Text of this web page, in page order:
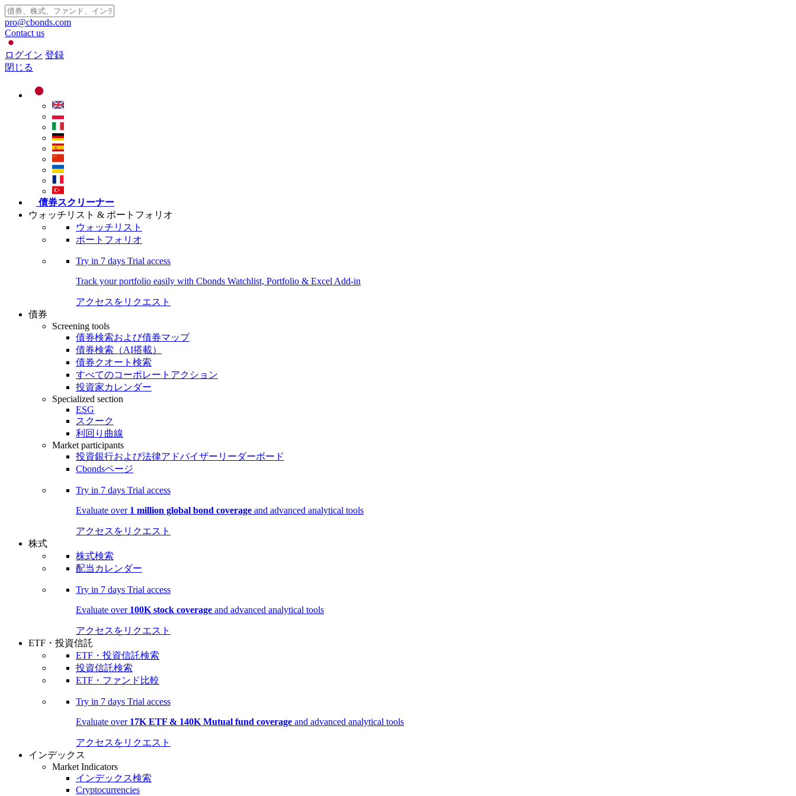
pro@cbonds.com
Contact us
ログイン 登録
閉じる
債券スクリーナー
ウォッチリスト & ポートフォリオ
ウォッチリスト
ポートフォリオ
Try in 7 days Trial access
Track your portfolio easily with Cbonds Watchlist, Portfolio & Excel Add-in
アクセスをリクエスト
債券
Screening tools
債券検索および債券マップ
債券検索（AI搭載）
債券クオート検索
すべてのコーポレートアクション
投資家カレンダー
Specialized section
ESG
スクーク
利回り曲線
Market participants
投資銀行および法律アドバイザーリーダーボード
Cbondsページ
Try in 7 days Trial access
Evaluate over 1 million global bond coverage and advanced analytical tools
アクセスをリクエスト
株式
株式検索
配当カレンダー
Try in 7 days Trial access
Evaluate over 100K stock coverage and advanced analytical tools
アクセスをリクエスト
ETF・投資信託
ETF・投資信託検索
投資信託検索
ETF・ファンド比較
Try in 7 days Trial access
Evaluate over 17K ETF & 140K Mutual fund coverage and advanced analytical tools
アクセスをリクエスト
インデックス
Market Indicators
インデックス検索
Cryptocurrencies